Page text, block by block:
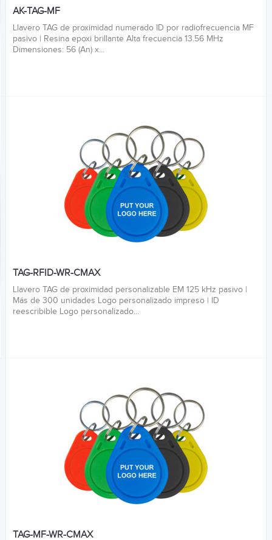
AK-TAG-MF
Llavero TAG de proximidad numerado ID por radiofrecuencia MF
pasivo | Resina epoxi brillante Alta frecuencia 13.56 MHz
Dimensiones: 56 (An) x...
TAG-RFID-WR-CMAX
Llavero TAG de proximidad personalizable EM 125 kHz pasivo |
Más de 300 unidades Logo personalizado impreso | ID
reescribible Logo personalizado...
TAG-MF-WR-CMAX